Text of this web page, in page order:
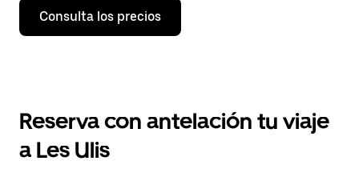
Pulsa
flecha
calendario
seleccionar
Consulta los precios
Reserva con antelación tu viaje
a Les Ulis